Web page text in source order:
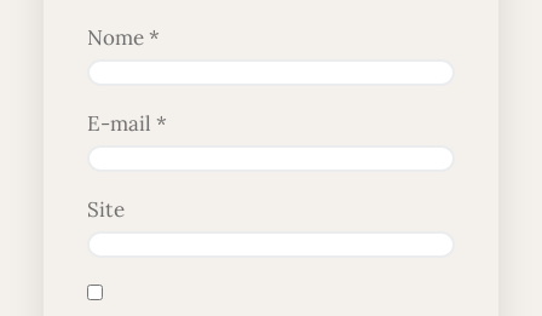
Nome*
E-mail *
Site